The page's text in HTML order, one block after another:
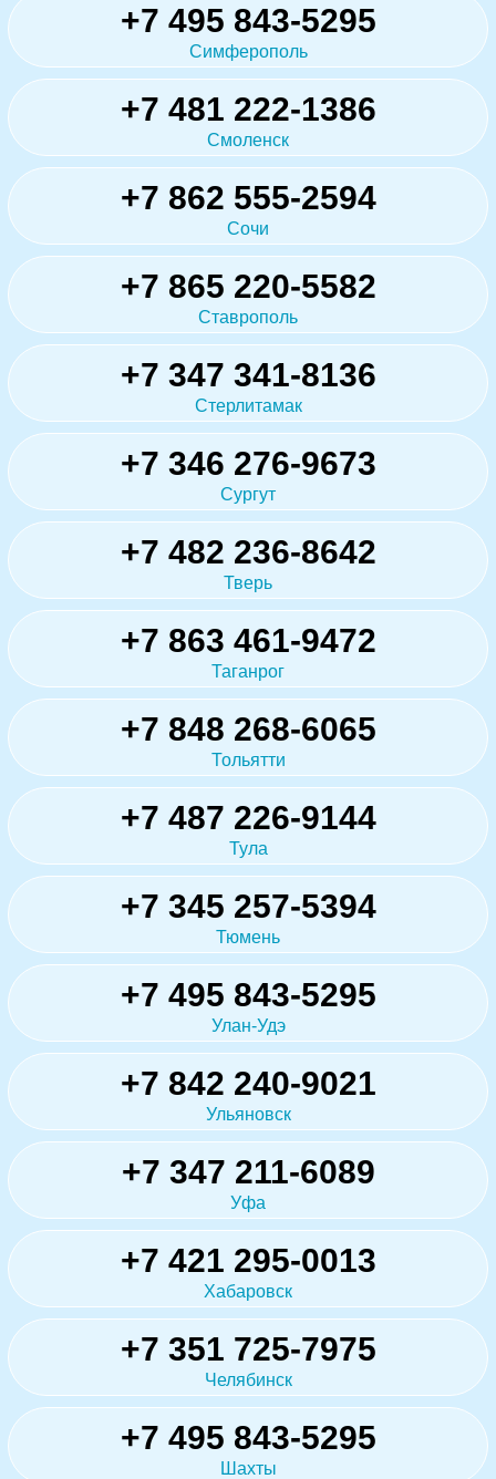
+7 495 843-5295
Симферополь
+7 481 222-1386
Смоленск
+7 862 555-2594
Сочи
+7 865 220-5582
Ставрополь
+7 347 341-8136
Стерлитамак
+7 346 276-9673
Сургут
+7 482 236-8642
Тверь
+7 863 461-9472
Таганрог
+7 848 268-6065
Тольятти
+7 487 226-9144
Тула
+7 345 257-5394
Тюмень
+7 495 843-5295
Улан-Удэ
+7 842 240-9021
Ульяновск
+7 347 211-6089
Уфа
+7 421 295-0013
Хабаровск
+7 351 725-7975
Челябинск
+7 495 843-5295
Шахты